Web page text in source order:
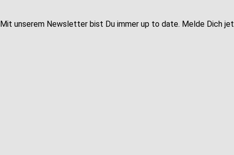
Mit unserem Newsletter bist Du immer up to date. Melde Dich